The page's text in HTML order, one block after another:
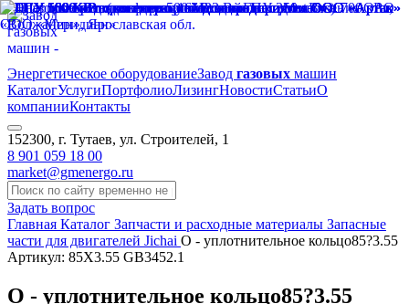
Энергетическое оборудованиеЗавод газовых машин
КаталогУслугиПортфолиоЛизингНовостиСтатьиО
компанииКонтакты
152300, г. Тутаев, ул. Строителей, 1
8 901 059 18 00
market@gmenergo.ru
Задать вопрос
Главная Каталог Запчасти и расходные материалы Запасные
части для двигателей Jichai О - уплотнительное кольцо85?3.55
Артикул: 85X3.55 GB3452.1
О - уплотнительное кольцо85?3.55